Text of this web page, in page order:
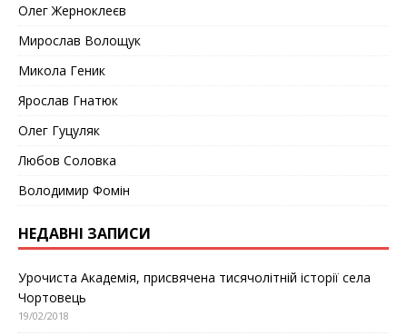
Олег Жерноклеєв
Мирослав Волощук
Микола Геник
Ярослав Гнатюк
Олег Гуцуляк
Любов Соловка
Володимир Фомін
НЕДАВНІ ЗАПИСИ
Урочиста Академія, присвячена тисячолітній історії села
Чортовець
19/02/2018